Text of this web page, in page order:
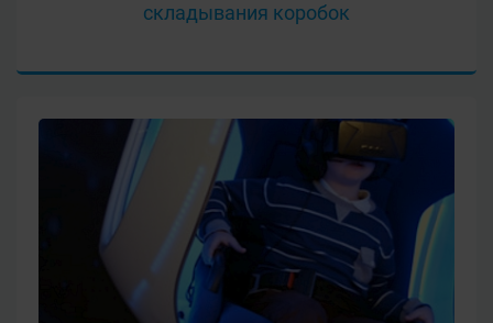
складывания коробок